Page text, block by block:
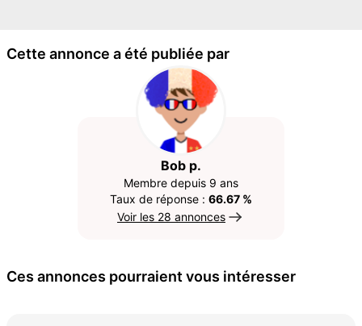
Cette annonce a été publiée par
Bob p.
Membre depuis 9 ans
Taux de réponse : 66.67 %
Voir les 28 annonces
Ces annonces pourraient vous intéresser